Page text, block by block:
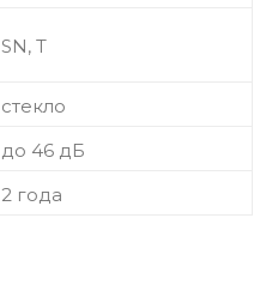
SN, T
стекло
до 46 дБ
2 года